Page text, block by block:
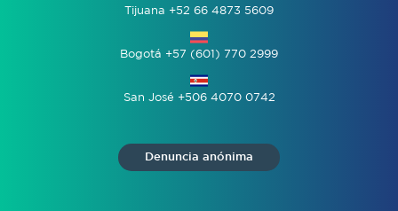
Tijuana +52 66 4873 5609
Bogotá +57 (601) 770 2999
San José +506 4070 0742
Denuncia anónima